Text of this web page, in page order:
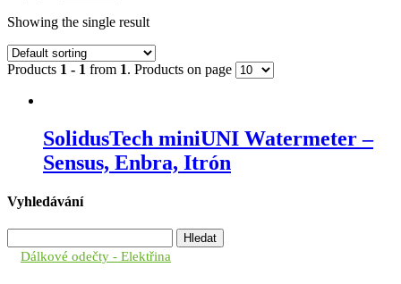
Showing the single result
Products 1 - 1 from 1. Products on page
SolidusTech miniUNI Watermeter –
Sensus, Enbra, Itrón
Vyhledávání
Dálkové odečty - Elektřina